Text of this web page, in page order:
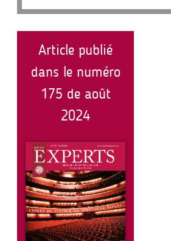
Article publié
dans le numéro
175 de août
2024